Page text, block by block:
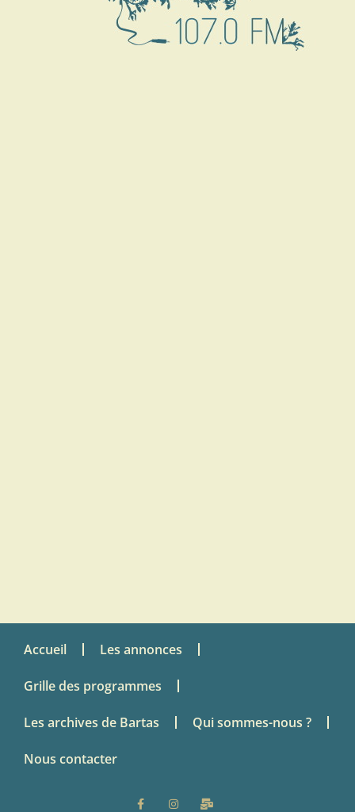
Accueil Les annonces
Grille des programmes
Les archives de Bartas Qui sommes-nous ?
Nous contacter